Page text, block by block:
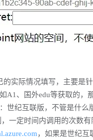
实际情况填写，主要是
A1、国外edu等获取的，
世纪互联版，不管是什
一定时间内调用的次数
，如果是世纪互